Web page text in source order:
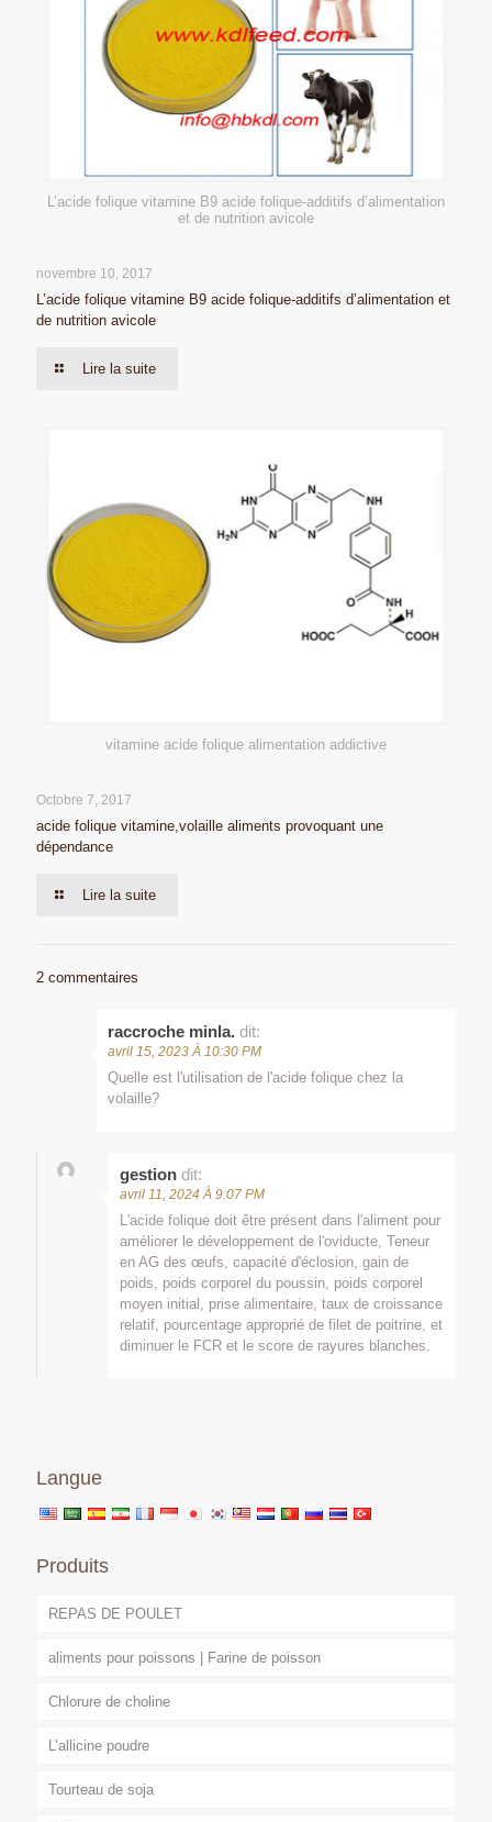
L’acide folique vitamine B9 acide folique-additifs d’alimentation
et de nutrition avicole
novembre 10, 2017
L’acide folique vitamine B9 acide folique-additifs d’alimentation et
de nutrition avicole
Lire la suite
vitamine acide folique alimentation addictive
Octobre 7, 2017
acide folique vitamine,volaille aliments provoquant une
dépendance
Lire la suite
2 commentaires
raccroche minla. dit:
avril 15, 2023 À 10:30 PM
Quelle est l'utilisation de l'acide folique chez la
volaille?
gestion dit:
avril 11, 2024 À 9:07 PM
L'acide folique doit être présent dans l'aliment pour
améliorer le développement de l'oviducte, Teneur
en AG des œufs, capacité d'éclosion, gain de
poids, poids corporel du poussin, poids corporel
moyen initial, prise alimentaire, taux de croissance
relatif, pourcentage approprié de filet de poitrine, et
diminuer le FCR et le score de rayures blanches.
Langue
Produits
REPAS DE POULET
aliments pour poissons | Farine de poisson
Chlorure de choline
L’allicine poudre
Tourteau de soja